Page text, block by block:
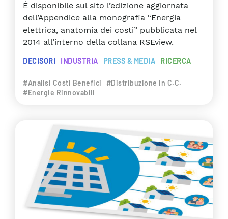
È disponibile sul sito l’edizione aggiornata
dell’Appendice alla monografia “Energia
elettrica, anatomia dei costi” pubblicata nel
2014 all’interno della collana RSEview.
DECISORI INDUSTRIA PRESS & MEDIA RICERCA
#Analisi Costi Benefici
#Distribuzione in C.C.
#Energie Rinnovabili